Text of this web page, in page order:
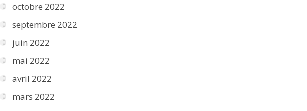
octobre 2022
septembre 2022
juin 2022
mai 2022
avril 2022
mars 2022